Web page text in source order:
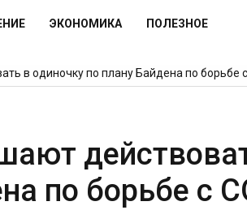
ЭКОНОМИКА ПОЛЕЗНОЕ
в одиночку по плану Байдена по борьбе с
по борьбе с